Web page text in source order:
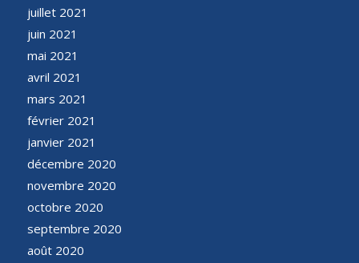
juillet 2021
juin 2021
mai 2021
avril 2021
mars 2021
février 2021
janvier 2021
décembre 2020
novembre 2020
octobre 2020
septembre 2020
août 2020